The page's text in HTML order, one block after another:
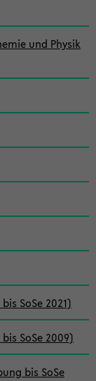
und Physik
SoSe 2021)
SoSe 2009)
bis SoSe